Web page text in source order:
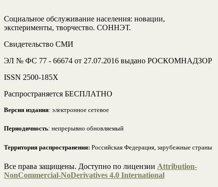
Социальное обслуживание населения: новации,
эксперименты, творчество. СОННЭТ.
Свидетельство СМИ
ЭЛ № ФС 77 - 66674 от 27.07.2016 выдано РОСКОМНАДЗОР
ISSN 2500-185Х
Распространяется БЕСПЛАТНО
Версия издания: электронное сетевое
Периодичность: непрерывно обновляемый
Территория распространения: Российская Федерация, зарубежные страны
Все права защищены. Доступно по лицензии Attribution-
NonCommercial-NoDerivatives 4.0 International